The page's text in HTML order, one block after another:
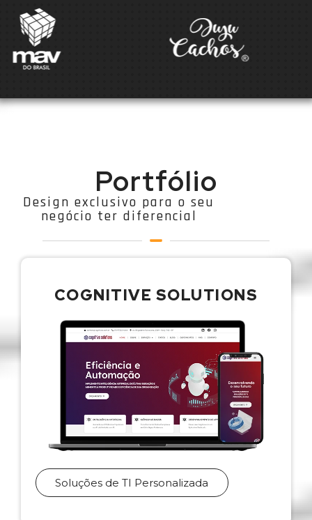
Portfólio
Design exclusivo para o seu
negócio ter diferencial
COGNITIVE SOLUTIONS
Soluções de TI Personalizada